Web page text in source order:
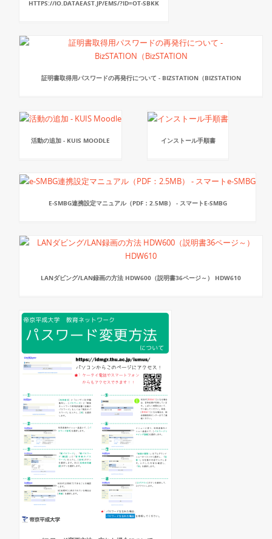
HTTPS://IO.DATAEAST.JP/EMS/?ID=OT-SBKK
証明書取得用パスワードの再発行について - BIZSTATION（BIZSTATION
活動の追加 - KUIS MOODLE インストール手順書
E-SMBG連携設定マニュアル（PDF：2.5MB） - スマートE-SMBG
LANダビング/LAN録画の方法 HDW600（説明書36ページ～） HDW610